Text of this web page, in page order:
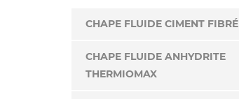
CHAPE FLUIDE CIMENT FIBRÉ
CHAPE FLUIDE ANHYDRITE
THERMIOMAX